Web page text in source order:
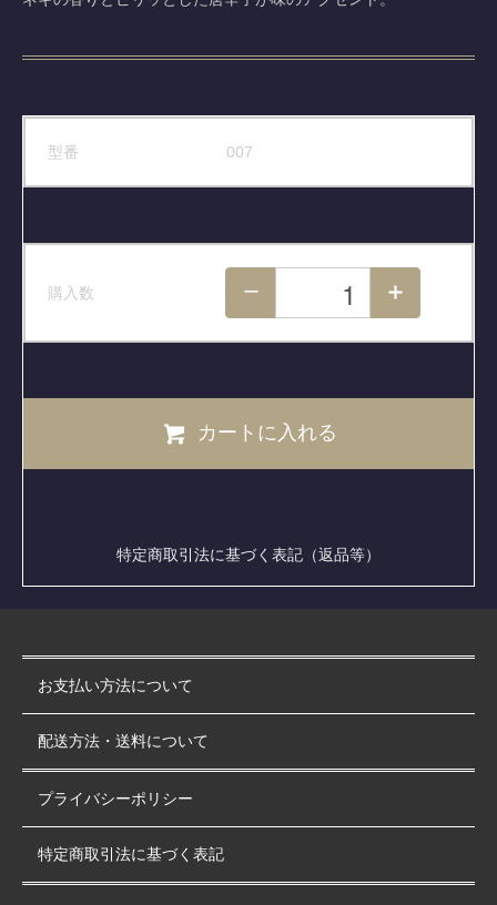
型番 007
購入数
カートに入れる
特定商取引法に基づく表記（返品等）
お支払い方法について
配送方法・送料について
プライバシーポリシー
特定商取引法に基づく表記